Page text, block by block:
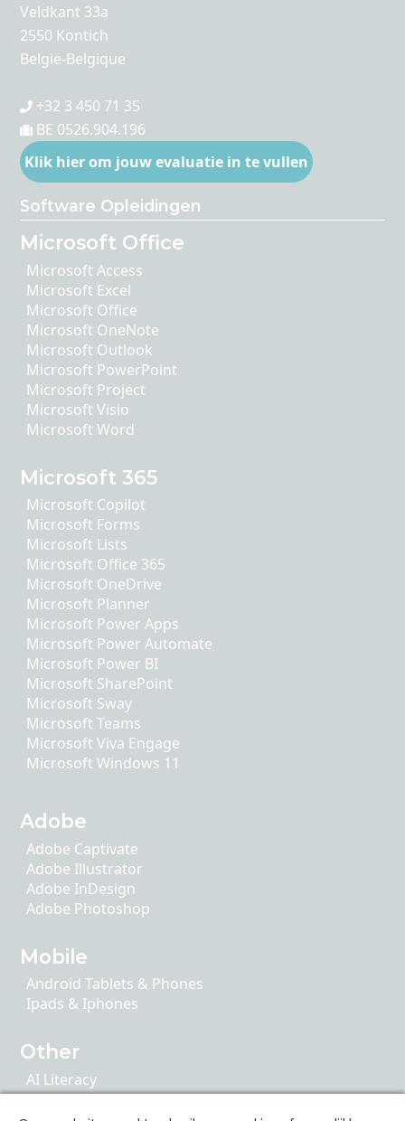
Veldkant 33a
2550 Kontich
België-Belgique
+32 3 450 71 35
BE 0526.904.196
Klik hier om jouw evaluatie in te vullen
Software Opleidingen
Microsoft Office
Microsoft Access
Microsoft Excel
Microsoft Office
Microsoft OneNote
Microsoft Outlook
Microsoft PowerPoint
Microsoft Project
Microsoft Visio
Microsoft Word
Microsoft 365
Microsoft Copilot
Microsoft Forms
Microsoft Lists
Microsoft Office 365
Microsoft OneDrive
Microsoft Planner
Microsoft Power Apps
Microsoft Power Automate
Microsoft Power BI
Microsoft SharePoint
Microsoft Sway
Microsoft Teams
Microsoft Viva Engage
Microsoft Windows 11
Adobe
Adobe Captivate
Adobe Illustrator
Adobe InDesign
Adobe Photoshop
Mobile
Android Tablets & Phones
Ipads & Iphones
Other
AI Literacy
Articulate 360